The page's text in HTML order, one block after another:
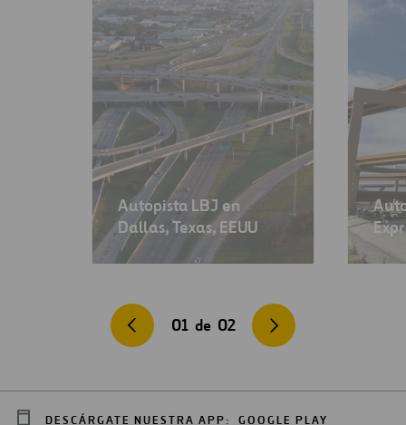
Autopista LBJ en
Dallas, Texas, EEUU
01 de 02
DESCÁRGATE NUESTRA APP: GOOGLE PLAY